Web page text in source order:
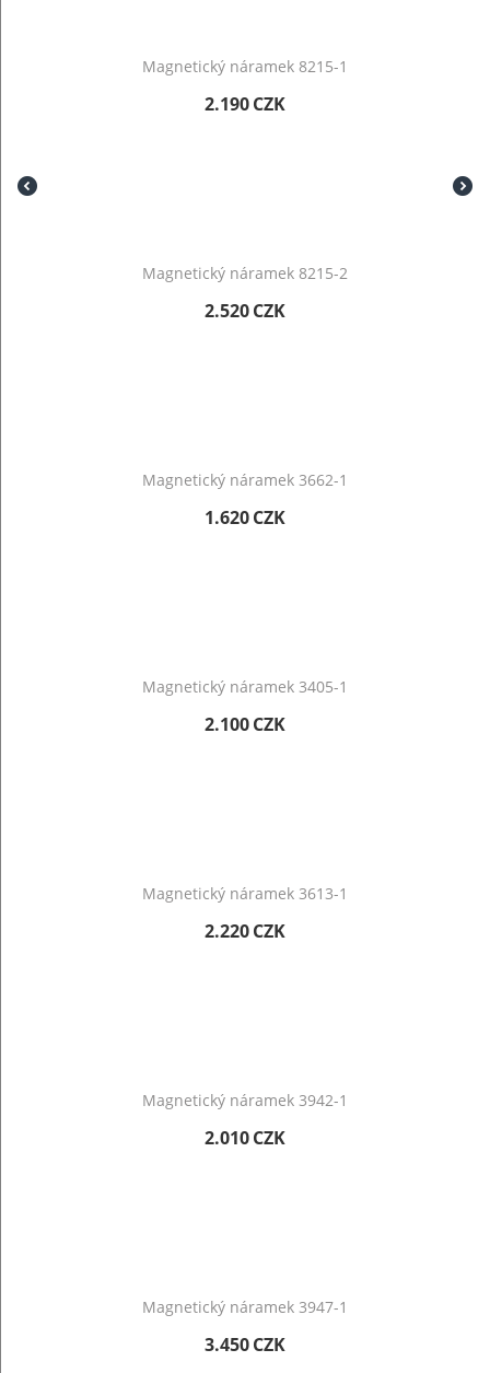
Magnetický náramek 8215-1
2.190CZK
Magnetický náramek 8215-2
2.520CZK
Magnetický náramek 3662-1
1.620CZK
Magnetický náramek 3405-1
2.100CZK
Magnetický náramek 3613-1
2.220CZK
Magnetický náramek 3942-1
2.010CZK
Magnetický náramek 3947-1
3.450CZK